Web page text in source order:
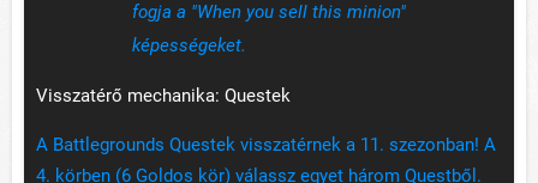
fogja a "When you sell this minion"
képességeket.
Visszatérő mechanika: Questek
A Battlegrounds Questek visszatérnek a 11. szezonban! A
4. körben (6 Goldos kör) válassz egyet három Questből.